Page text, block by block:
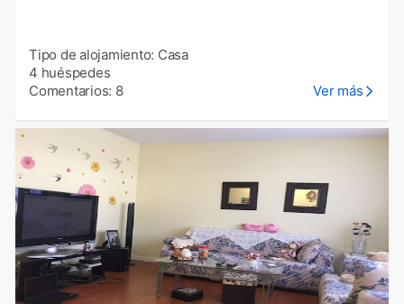
Tipo de alojamiento: Casa
4 huéspedes
Comentarios: 8
Ver más